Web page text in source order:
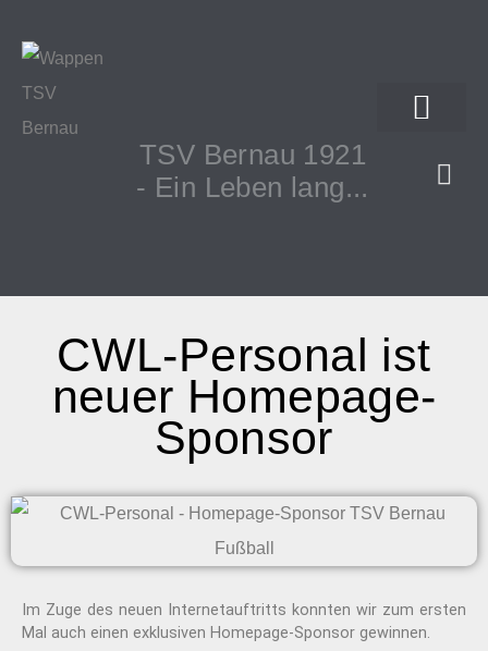
TSV Bernau 1921
- Ein Leben lang...
CWL-Personal ist
neuer Homepage-
Sponsor
Im Zuge des neuen Internetauftritts konnten wir zum ersten
Mal auch einen exklusiven Homepage-Sponsor gewinnen.